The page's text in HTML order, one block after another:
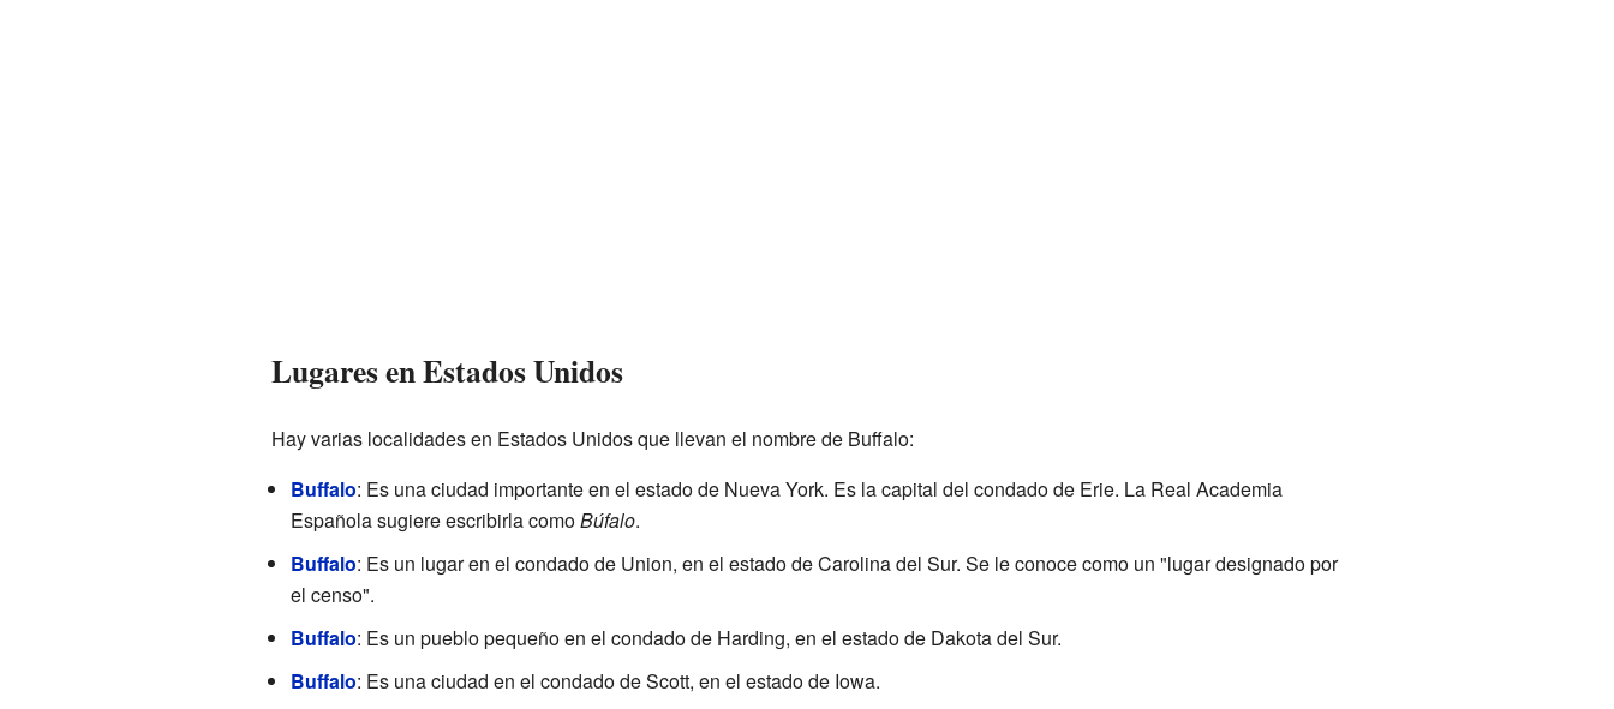
Lugares en Estados Unidos
Hay varias localidades en Estados Unidos que llevan el nombre de Buffalo:
Buffalo: Es una ciudad importante en el estado de Nueva York. Es la capital del condado de Erie. La Real Academia
Española sugiere escribirla comoBúfalo.
Buffalo: Es un lugar en el condado de Union, en el estado de Carolina del Sur. Se le conoce como un "lugar designado por
el censo".
Buffalo: Es un pueblo pequeño en el condado de Harding, en el estado de Dakota del Sur.
Buffalo: Es una ciudad en el condado de Scott, en el estado de Iowa.